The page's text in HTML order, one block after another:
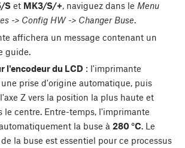
Set MK3/S/+, naviguez dans le Menu
-> Config HW -> Changer Buse.
affichera un message contenant un
guide.
l'encodeur du LCD : l'imprimante
prise d'origine automatique, puis
Z vers la position la plus haute et
le centre. Entre-temps, l'imprimante
la buse à 280 °C. Le
la buse est essentiel pour ce processus